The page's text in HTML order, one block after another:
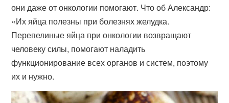
они даже от онкологии помогают. Что об Александр:
«Их яйца полезны при болезнях желудка.
Перепелиные яйца при онкологии возвращают
человеку силы, помогают наладить
функционирование всех органов и систем, поэтому
их и нужно.